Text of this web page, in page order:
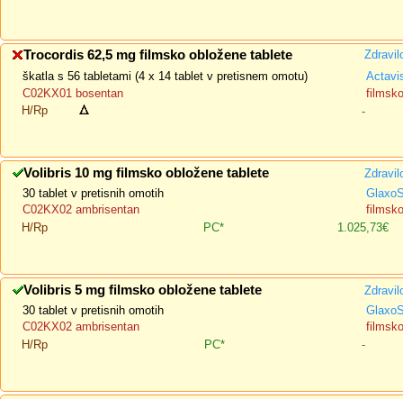
Trocordis 62,5 mg filmsko obložene tablete
škatla s 56 tabletami (4 x 14 tablet v pretisnem omotu)
C02KX01 bosentan
H/Rp
-
Volibris 10 mg filmsko obložene tablete
30 tablet v pretisnih omotih
C02KX02 ambrisentan
H/Rp
PC* 1.025,73€
Volibris 5 mg filmsko obložene tablete
30 tablet v pretisnih omotih
C02KX02 ambrisentan
H/Rp
PC* -